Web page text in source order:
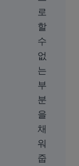
로
할
수
없
는
부
분
을
채
워
줍